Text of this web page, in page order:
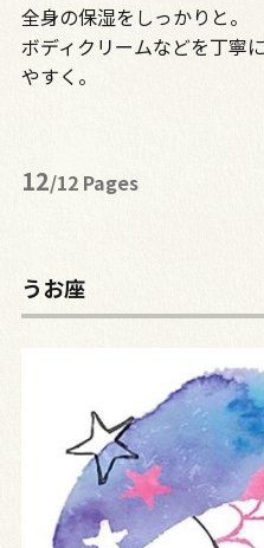
全身の保湿をしっかりと。
ボディクリームなどを丁寧
やすく。
12/12 Pages
うお座